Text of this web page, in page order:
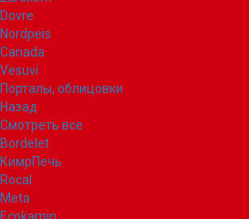
Dovre
Nordpeis
Canada
Vesuvi
Порталы, облицовки
Назад
Смотреть все
Bordelet
КимрПечь
Rocal
Meta